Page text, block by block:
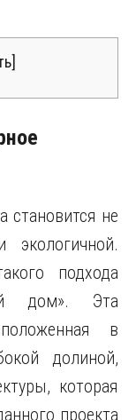
]
становится не
подхода
дом». Эта
в
долиной,
которая
проекта